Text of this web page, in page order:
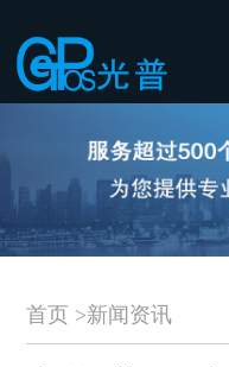
首页 >新闻资讯